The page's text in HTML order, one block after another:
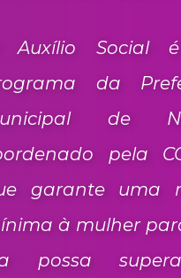
Auxílio Social
da
de
pela
garante uma
à mulher
possa